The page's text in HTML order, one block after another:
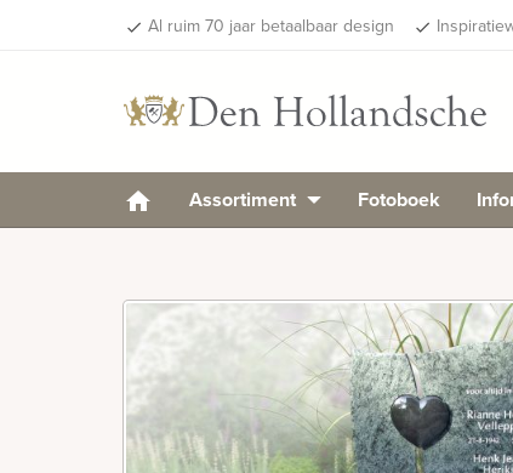
done Al ruim 70 jaar betaalbaar design done
Assortiment Fotoboek